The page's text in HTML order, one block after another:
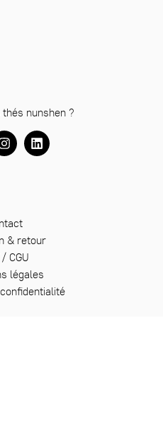
& retour
/ CGU
légales
nunshen ?